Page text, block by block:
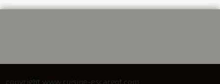
copyright www.cuisine-escargot.com